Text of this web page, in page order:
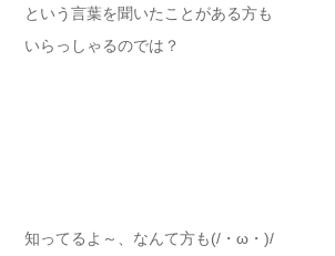
という言葉を聞いたことがある方も
いらっしゃるのでは？
知ってるよ～、なんて方も(/・ω・)/